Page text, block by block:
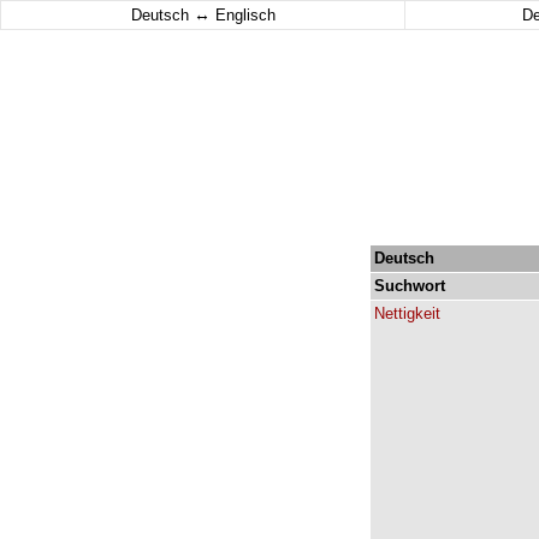
Deutsch ↔ Englisch
Deutsch
Suchwort
Nettigkeit